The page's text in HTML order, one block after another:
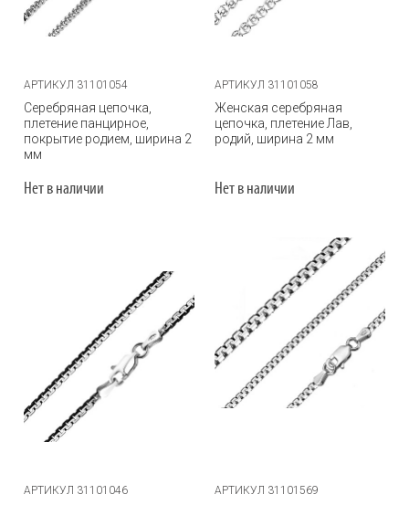
АРТИКУЛ 31101054
Серебряная цепочка,
плетение панцирное,
покрытие родием, ширина 2
мм
Нет в наличии
АРТИКУЛ 31101058
Женская серебряная
цепочка, плетение Лав,
родий, ширина 2 мм
Нет в наличии
АРТИКУЛ 31101046 АРТИКУЛ 31101569